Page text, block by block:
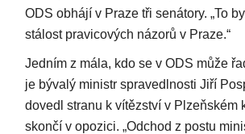
ODS obhájí v Praze tři senátory. „To
stálost pravicových názorů v Praze.“
Jedním z mála, kdo se v ODS může
je bývalý ministr spravedlnosti Jiří
dovedl stranu k vítězství v Plzeňském
skončí v opozici. „Odchod z postu